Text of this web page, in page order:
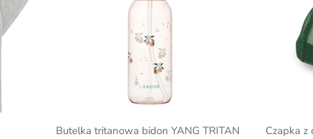
Butelka tritanowa bidon YANG TRITAN
Czapka z